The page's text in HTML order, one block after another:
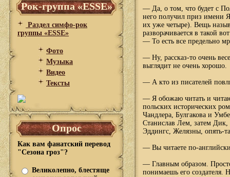
Рок-группа «ESSE»
Раздел симфо-рок
группы «ESSE»
Фото
Музыка
Видео
Тексты
Опрос
Как вам фанатский перевод
"Сезона гроз"?
Великолепно, блестяще
— Да, о том, что будет с
него получил приз имени
их уже четыре). Вещь
разворачивается в такой
— То есть все предельно
— Ну, рассказ-то очень
выглядит не очень хорошо.
— А кто из писателей
— Я обожаю читать и читаю
польских исторических
Чандлера, Булгакова и
Станислав Лем, затем Дик,
Эддингс, Желязны, опять-
— Вы читаете по-
— Главным образом.
понимаешь его создателя.